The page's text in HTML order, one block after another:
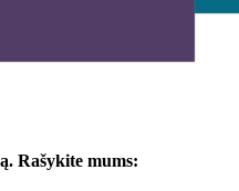
Rašykite mums: